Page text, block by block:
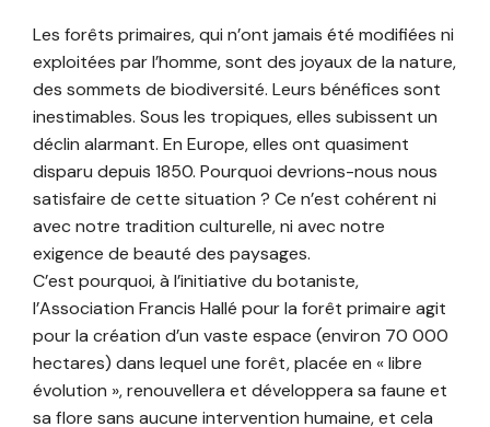
Les forêts primaires, qui n’ont jamais été modifiées ni
exploitées par l’homme, sont des joyaux de la nature,
des sommets de biodiversité. Leurs bénéfices sont
inestimables. Sous les tropiques, elles subissent un
déclin alarmant. En Europe, elles ont quasiment
disparu depuis 1850. Pourquoi devrions-nous nous
satisfaire de cette situation ? Ce n’est cohérent ni
avec notre tradition culturelle, ni avec notre
exigence de beauté des paysages.
C’est pourquoi, à l’initiative du botaniste,
l’Association Francis Hallé pour la forêt primaire agit
pour la création d’un vaste espace (environ 70 000
hectares) dans lequel une forêt, placée en « libre
évolution », renouvellera et développera sa faune et
sa flore sans aucune intervention humaine, et cela